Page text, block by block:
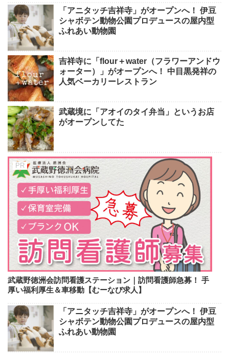
「アニタッチ吉祥寺」がオープンへ！ 伊豆
シャボテン動物公園プロデュースの屋内型
ふれあい動物園
吉祥寺に「flour＋water（フラワーアンドウ
ォーター）」がオープンへ！ 中目黒発祥の
人気ベーカリーレストラン
武蔵境に「アオイのタイ弁当」というお店
がオープンしてた
武蔵野徳洲会訪問看護ステーション｜訪問看護師急募！ 手
厚い福利厚生＆車移動【むーなび求人】
「アニタッチ吉祥寺」がオープンへ！ 伊豆
シャボテン動物公園プロデュースの屋内型
ふれあい動物園